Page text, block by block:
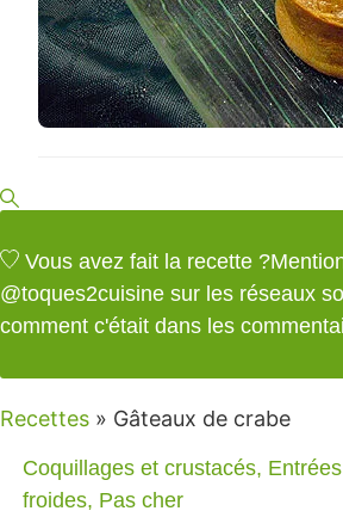
Vous avez fait la recette ?
@toques2cuisine sur les réseaux
comment c'était dans les
Recettes » Gâteaux de crabe
Coquillages et crustacés,
froides, Pas cher